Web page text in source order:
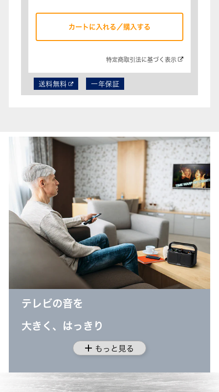
カートに入れる／購入する
特定商取引法に基づく表示​
送料無料 一年保証
テレビの音を
大きく、はっきり
add もっと見る